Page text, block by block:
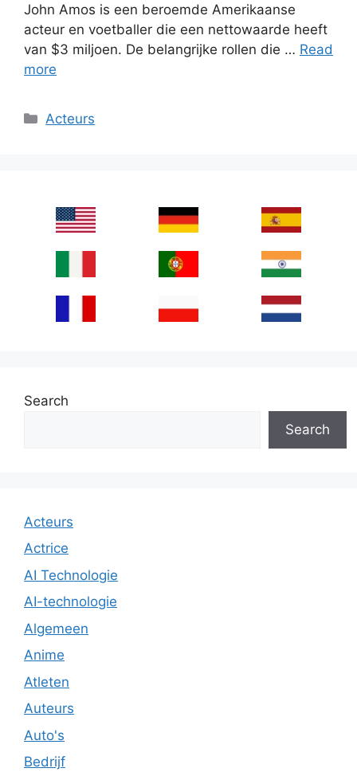
John Amos is een beroemde Amerikaanse
acteur en voetballer die een nettowaarde heeft
van $3 miljoen. De belangrijke rollen die … Read
more
Categories
Acteurs
Search
Search
Acteurs
Actrice
AI Technologie
AI-technologie
Algemeen
Anime
Atleten
Auteurs
Auto's
Bedrijf